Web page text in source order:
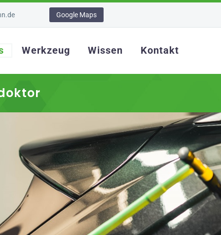
Google Maps
Werkzeug Wissen Kontakt